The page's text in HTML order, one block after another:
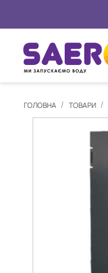
ГОЛОВНА ТОВАРИ